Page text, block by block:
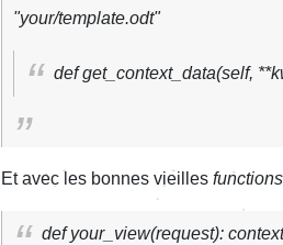
"your/template.odt"
def get_context_data(self,
Et avec les bonnes vieilles
def your_view(request):